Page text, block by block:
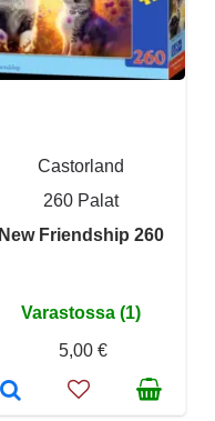
Castorland
260 Palat
New Friendship 260
Varastossa (1)
5,00 €